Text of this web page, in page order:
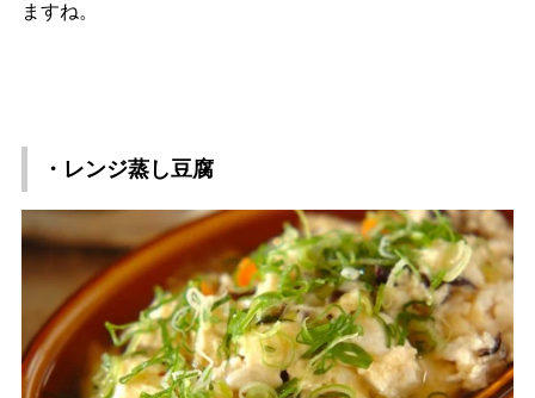
ますね。
・レンジ蒸し豆腐